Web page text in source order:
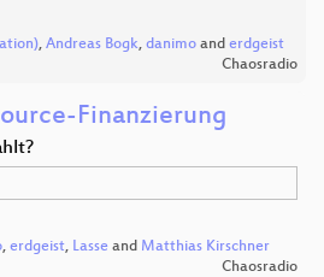
, Andreas Bogk, danimo and erdgeist
Chaosradio
Finanzierung
, erdgeist, Lasse and Matthias Kirschner
Chaosradio